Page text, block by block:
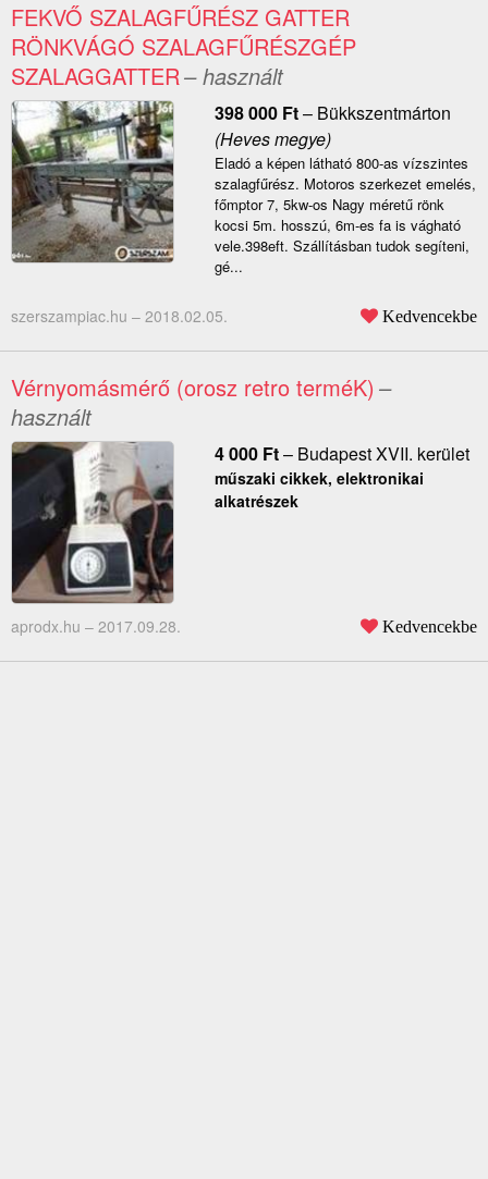
FEKVŐ SZALAGFŰRÉSZ GATTER
RÖNKVÁGÓ SZALAGFŰRÉSZGÉP
SZALAGGATTER– használt
398 000 Ft– Bükkszentmárton
(Heves megye)
Eladó a képen látható 800-as vízszintes
szalagfűrész. Motoros szerkezet emelés,
főmptor 7, 5kw-os Nagy méretű rönk
kocsi 5m. hosszú, 6m-es fa is vágható
vele.398eft. Szállításban tudok segíteni,
gé...
szerszampiac.hu – 2018.02.05. Kedvencekbe
Vérnyomásmérő (orosz retro terméK) –
használt
4 000 Ft– Budapest XVII. kerület
műszaki cikkek, elektronikai
alkatrészek
aprodx.hu – 2017.09.28. Kedvencekbe